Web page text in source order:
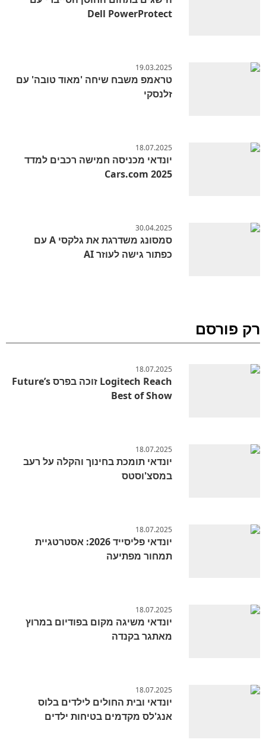
Dell PowerProtect
19.03.2025
טראמפ משבח שיחה 'מאוד טובה' עם
זלנסקי
18.07.2025
יונדאי מכניסה חמישה רכבים למדד
Cars.com 2025
30.04.2025
סמסונג משדרגת את גלקסי A עם
כפתור גישה לעוזר AI
רק פורסם
18.07.2025
Logitech Reach זוכה בפרס Future’s
Best of Show
18.07.2025
יונדאי תומכת בחינוך והקלה על רעב
במסצ'וסטס
18.07.2025
יונדאי פליסייד 2026: אסטרטגיית
תמחור מפתיעה
18.07.2025
יונדאי משיגה מקום בפודיום במרוץ
מאתגר בקנדה
18.07.2025
יונדאי ובית החולים לילדים בלוס
אנג'לס מקדמים בטיחות ילדים